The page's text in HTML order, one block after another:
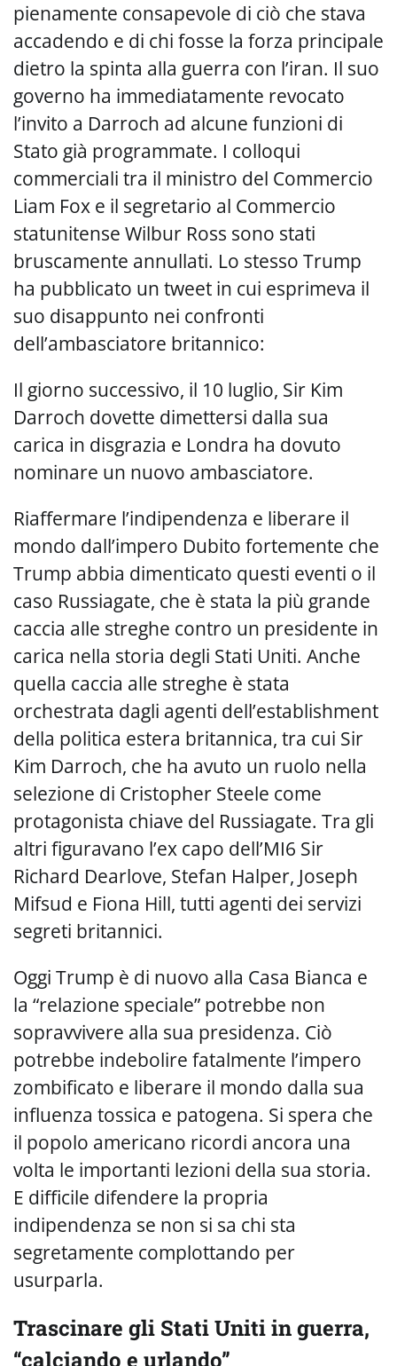
pienamente consapevole di ciò che stava
accadendo e di chi fosse la forza principale
dietro la spinta alla guerra con l’iran. Il suo
governo ha immediatamente revocato
l’invito a Darroch ad alcune funzioni di
Stato già programmate. I colloqui
commerciali tra il ministro del Commercio
Liam Fox e il segretario al Commercio
statunitense Wilbur Ross sono stati
bruscamente annullati. Lo stesso Trump
ha pubblicato un tweet in cui esprimeva il
suo disappunto nei confronti
dell’ambasciatore britannico:
Il giorno successivo, il 10 luglio, Sir Kim
Darroch dovette dimettersi dalla sua
carica in disgrazia e Londra ha dovuto
nominare un nuovo ambasciatore.
Riaffermare l’indipendenza e liberare il
mondo dall’impero Dubito fortemente che
Trump abbia dimenticato questi eventi o il
caso Russiagate, che è stata la più grande
caccia alle streghe contro un presidente in
carica nella storia degli Stati Uniti. Anche
quella caccia alle streghe è stata
orchestrata dagli agenti dell’establishment
della politica estera britannica, tra cui Sir
Kim Darroch, che ha avuto un ruolo nella
selezione di Cristopher Steele come
protagonista chiave del Russiagate. Tra gli
altri figuravano l’ex capo dell’MI6 Sir
Richard Dearlove, Stefan Halper, Joseph
Mifsud e Fiona Hill, tutti agenti dei servizi
segreti britannici.
Oggi Trump è di nuovo alla Casa Bianca e
la “relazione speciale” potrebbe non
sopravvivere alla sua presidenza. Ciò
potrebbe indebolire fatalmente l’impero
zombificato e liberare il mondo dalla sua
influenza tossica e patogena. Si spera che
il popolo americano ricordi ancora una
volta le importanti lezioni della sua storia.
E difficile difendere la propria
indipendenza se non si sa chi sta
segretamente complottando per
usurparla.
Trascinare gli Stati Uniti in guerra,
“calciando e urlando”